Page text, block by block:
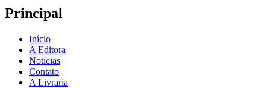
Principal
Início
A Editora
Notícias
Contato
A Livraria